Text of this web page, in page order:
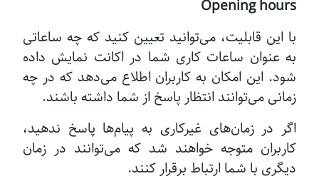
Opening hours
با این قابلیت، می‌توانید تعیین کنید که چه ساعاتی
به عنوان ساعات کاری شما در اکانت نمایش داده
شود. این امکان به کاربران اطلاع می‌دهد که در چه
زمانی می‌توانند انتظار پاسخ از شما داشته باشند.
اگر در زمان‌های غیرکاری به پیام‌ها پاسخ ندهید،
کاربران متوجه خواهند شد که می‌توانند در زمان
دیگری با شما ارتباط برقرار کنند.